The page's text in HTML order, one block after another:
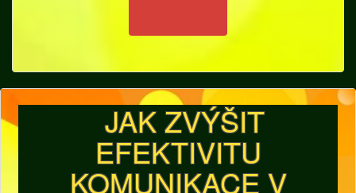
JAK ZVÝŠIT
EFEKTIVITU
KOMUNIKACE V